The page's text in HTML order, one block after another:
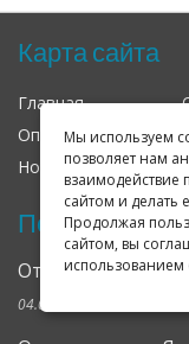
Мы используем
позволяет нам
взаимодействие
сайтом и делать
Продолжая
сайтом, вы
Карта сайта
Главная
Оплата
Новости
Последние
Открылся клубный
04.09.2024